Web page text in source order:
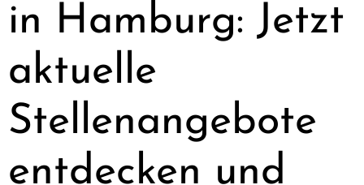
in Hamburg: Jetzt
aktuelle
Stellenangebote
entdecken und